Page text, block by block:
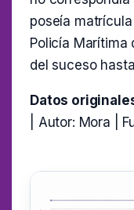
poseía
Policía Marítima
del suceso
Datos
| Autor: Mora |